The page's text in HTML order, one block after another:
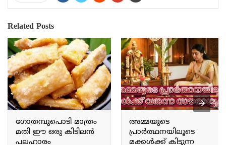
Related Posts
ഗോതമ്പുപൊടി മാത്രം
മതി ഈ ഒരു കിടിലൻ
പലഹാരം
അമ്മയുടെ
പ്രാർത്ഥനയിലൂടെ
മക്കൾക്ക് കിട്ടുന്ന